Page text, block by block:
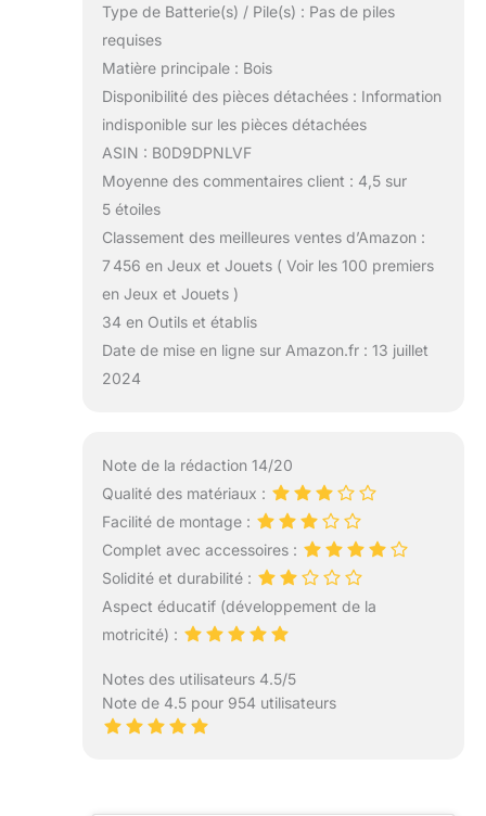
Type de Batterie(s) / Pile(s) : Pas de piles
requises
Matière principale : Bois
Disponibilité des pièces détachées : Information
indisponible sur les pièces détachées
ASIN : B0D9DPNLVF
Moyenne des commentaires client : 4,5 sur
5 étoiles
Classement des meilleures ventes d’Amazon :
7 456 en Jeux et Jouets ( Voir les 100 premiers
en Jeux et Jouets )
34 en Outils et établis
Date de mise en ligne sur Amazon.fr : 13 juillet
2024
Note de la rédaction 14/20
Qualité des matériaux :
Facilité de montage :
Complet avec accessoires :
Solidité et durabilité :
Aspect éducatif (développement de la
motricité) :
Notes des utilisateurs 4.5/5
Note de 4.5 pour 954 utilisateurs